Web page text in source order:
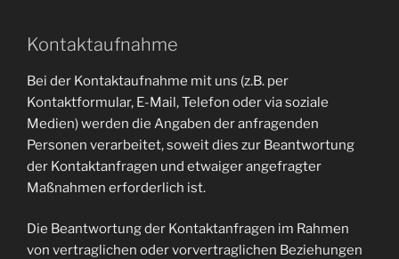
Kontaktaufnahme
Bei der Kontaktaufnahme mit uns (z.B. per
Kontaktformular, E-Mail, Telefon oder via soziale
Medien) werden die Angaben der anfragenden
Personen verarbeitet, soweit dies zur Beantwortung
der Kontaktanfragen und etwaiger angefragter
Maßnahmen erforderlich ist.
Die Beantwortung der Kontaktanfragen im Rahmen
von vertraglichen oder vorvertraglichen Beziehungen